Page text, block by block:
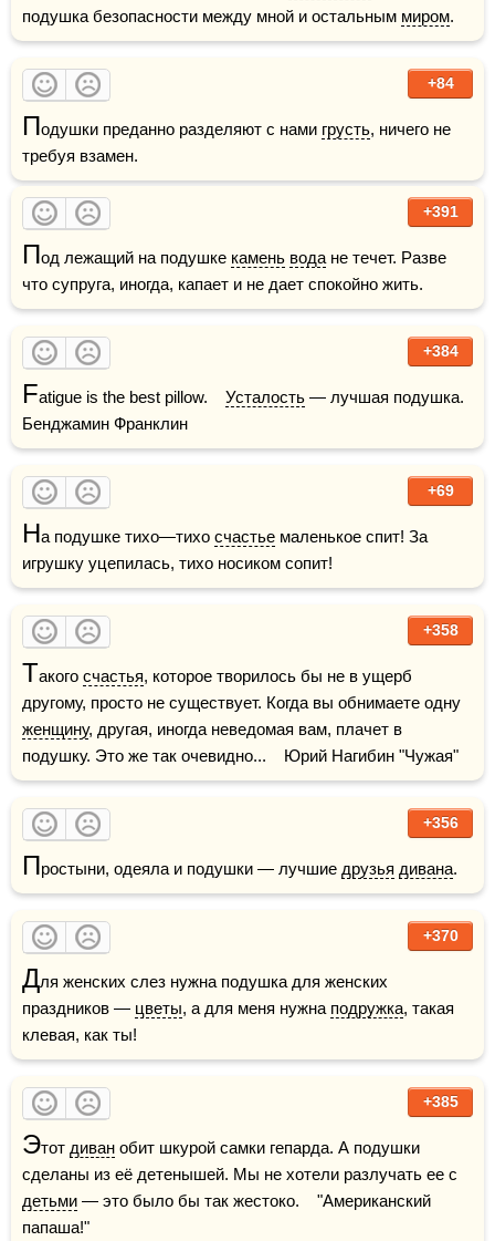
подушка безопасности между мной и остальным миром.
+84
Подушки преданно разделяют с нами грусть, ничего не
требуя взамен.
+391
Под лежащий на подушке камень вода не течет. Разве
что супруга, иногда, капает и не дает спокойно жить.
+384
Fatigue is the best pillow. Усталость — лучшая подушка.
Бенджамин Франклин
+69
На подушке тихо—тихо счастье маленькое спит! За
игрушку уцепилась, тихо носиком сопит!
+358
Такого счастья, которое творилось бы не в ущерб
женщину, другая, иногда неведомая вам, плачет в
подушку. Это же так очевидно...    Юрий Нагибин "Чужая"
+356
Простыни, одеяла и подушки — лучшие друзья дивана.
+370
Для женских слез нужна подушка для женских
праздников — цветы, а для меня нужна подружка, такая
клевая, как ты!
+385
Этот диван обит шкурой самки гепарда. А подушки
детьми — это было бы так жестоко.    "Американский
папаша!"